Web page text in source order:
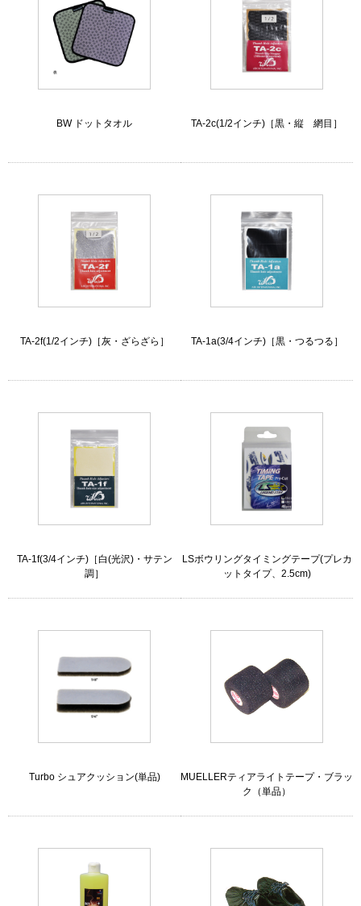
BW ドットタオル TA-2c(1/2インチ)［黒・縦 網目］
TA-2f(1/2インチ)［灰・ざらざら］ TA-1a(3/4インチ)［黒・つるつる］
TA-1f(3/4インチ)［白(光沢)・サテン
調］
LSボウリングタイミングテープ(プレカ
ットタイプ、2.5cm)
Turbo シュアクッション(単品)
MUELLERティアライトテープ・ブラッ
ク（単品）